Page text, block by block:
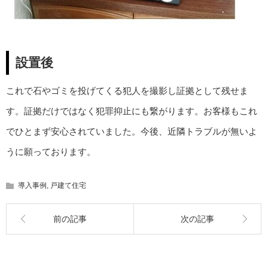
設置後
これで石やゴミを投げてくる犯人を撮影し証拠として残せま
す。証拠だけではなく犯罪抑止にも繋がります。お客様もこれ
でひとまず安心されていました。今後、近隣トラブルが無いよ
うに願っております。
導入事例 戸建て住宅
前の記事 次の記事